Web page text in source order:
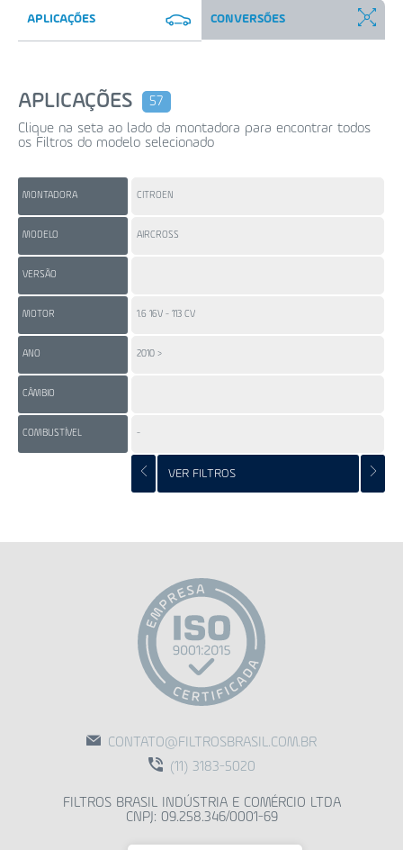
APLICAÇÕES CONVERSÕES
APLICAÇÕES
57
Clique na seta ao lado da montadora para encontrar todos
os Filtros do modelo selecionado
MONTADORA
MODELO
VERSÃO
MOTOR
ANO
CÂMBIO
COMBUSTÍVEL
CITROEN
AIRCROSS
1.6 16V - 113 CV
2010 >
-
VER FILTROS
CONTATO@FILTROSBRASIL.COM.BR
(11) 3183-5020
FILTROS BRASIL INDÚSTRIA E COMÉRCIO LTDA
CNPJ: 09.258.346/0001-69